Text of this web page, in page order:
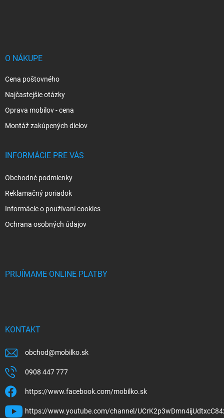
O NÁKUPE
Cena poštovného
Najčastejšie otázky
Oprava mobilov - cena
Montáž zakúpených dielov
INFORMÁCIE PRE VÁS
Obchodné podmienky
Reklamačný poriadok
Informácie o používaní cookies
Ochrana osobných údajov
PRIJÍMAME ONLINE PLATBY
KONTAKT
obchod@mobilko.sk
0908 447 777
https://www.facebook.com/mobilko.sk
https://www.youtube.com/channel/